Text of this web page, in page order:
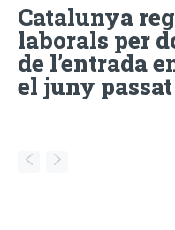
Catalunya
laborals per
de l’entrada
el juny passat